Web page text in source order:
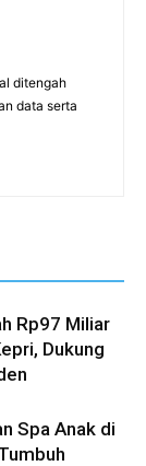
ditengah
data serta
Rp97 Miliar
Dukung
Spa Anak di